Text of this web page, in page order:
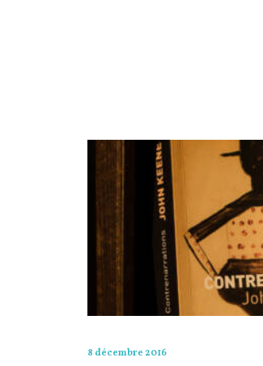
8 décembre 2016